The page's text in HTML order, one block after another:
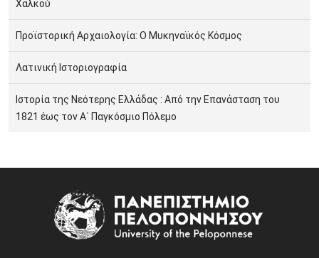
Χαλκού
Προϊστορική Αρχαιολογία: Ο Μυκηναϊκός Κόσμος
Λατινική Ιστοριογραφία
Ιστορία της Νεότερης Ελλάδας : Από την Επανάσταση του
1821 έως τον Α΄ Παγκόσμιο Πόλεμο